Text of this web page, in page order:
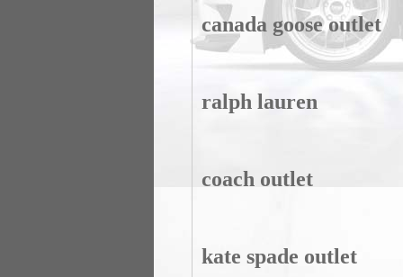
canada goose outlet
ralph lauren
coach outlet
kate spade outlet